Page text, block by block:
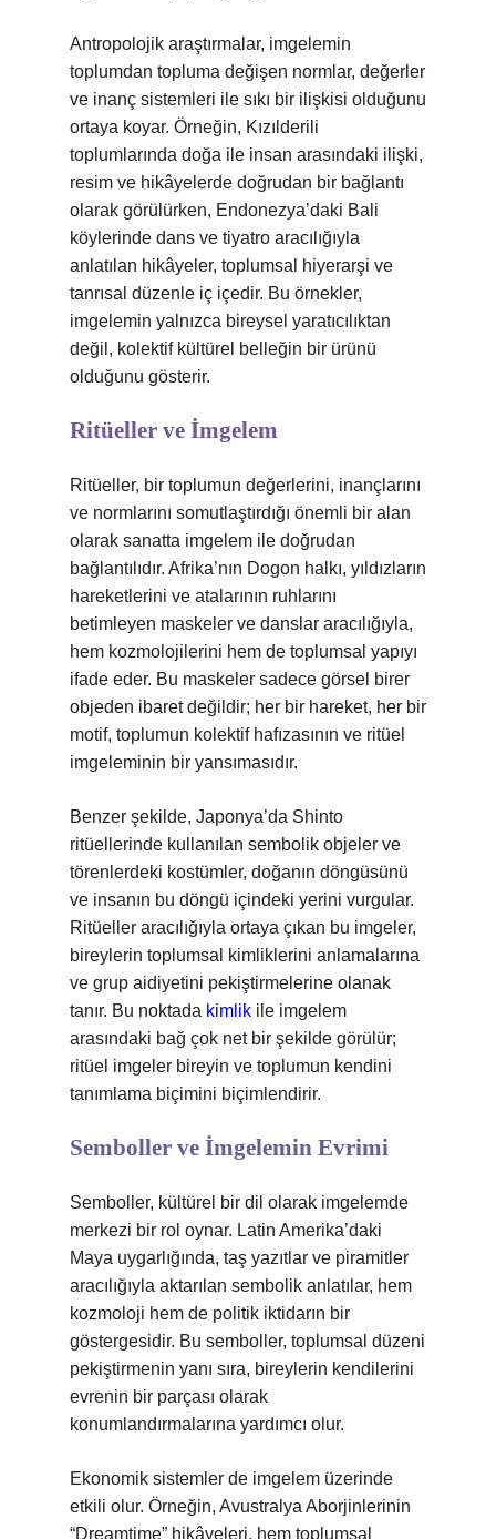
Antropolojik araştırmalar, imgelemin
toplumdan topluma değişen normlar, değerler
ve inanç sistemleri ile sıkı bir ilişkisi olduğunu
ortaya koyar. Örneğin, Kızılderili
toplumlarında doğa ile insan arasındaki ilişki,
resim ve hikâyelerde doğrudan bir bağlantı
olarak görülürken, Endonezya’daki Bali
köylerinde dans ve tiyatro aracılığıyla
anlatılan hikâyeler, toplumsal hiyerarşi ve
tanrısal düzenle iç içedir. Bu örnekler,
imgelemin yalnızca bireysel yaratıcılıktan
değil, kolektif kültürel belleğin bir ürünü
olduğunu gösterir.
Ritüeller ve İmgelem
Ritüeller, bir toplumun değerlerini, inançlarını
ve normlarını somutlaştırdığı önemli bir alan
olarak sanatta imgelem ile doğrudan
bağlantılıdır. Afrika’nın Dogon halkı, yıldızların
hareketlerini ve atalarının ruhlarını
betimleyen maskeler ve danslar aracılığıyla,
hem kozmolojilerini hem de toplumsal yapıyı
ifade eder. Bu maskeler sadece görsel birer
objeden ibaret değildir; her bir hareket, her bir
motif, toplumun kolektif hafızasının ve ritüel
imgeleminin bir yansımasıdır.
Benzer şekilde, Japonya’da Shinto
ritüellerinde kullanılan sembolik objeler ve
törenlerdeki kostümler, doğanın döngüsünü
ve insanın bu döngü içindeki yerini vurgular.
Ritüeller aracılığıyla ortaya çıkan bu imgeler,
bireylerin toplumsal kimliklerini anlamalarına
ve grup aidiyetini pekiştirmelerine olanak
tanır. Bu noktada kimlik ile imgelem
arasındaki bağ çok net bir şekilde görülür;
ritüel imgeler bireyin ve toplumun kendini
tanımlama biçimini biçimlendirir.
Semboller ve İmgelemin Evrimi
Semboller, kültürel bir dil olarak imgelemde
merkezi bir rol oynar. Latin Amerika’daki
Maya uygarlığında, taş yazıtlar ve piramitler
aracılığıyla aktarılan sembolik anlatılar, hem
kozmoloji hem de politik iktidarın bir
göstergesidir. Bu semboller, toplumsal düzeni
pekiştirmenin yanı sıra, bireylerin kendilerini
evrenin bir parçası olarak
konumlandırmalarına yardımcı olur.
Ekonomik sistemler de imgelem üzerinde
etkili olur. Örneğin, Avustralya Aborjinlerinin
“Dreamtime” hikâyeleri, hem toplumsal